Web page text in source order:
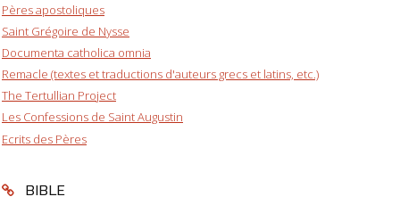
Pères apostoliques
Saint Grégoire de Nysse
Documenta catholica omnia
Remacle (textes et traductions d'auteurs grecs et latins, etc.)
The Tertullian Project
Les Confessions de Saint Augustin
Ecrits des Pères
BIBLE